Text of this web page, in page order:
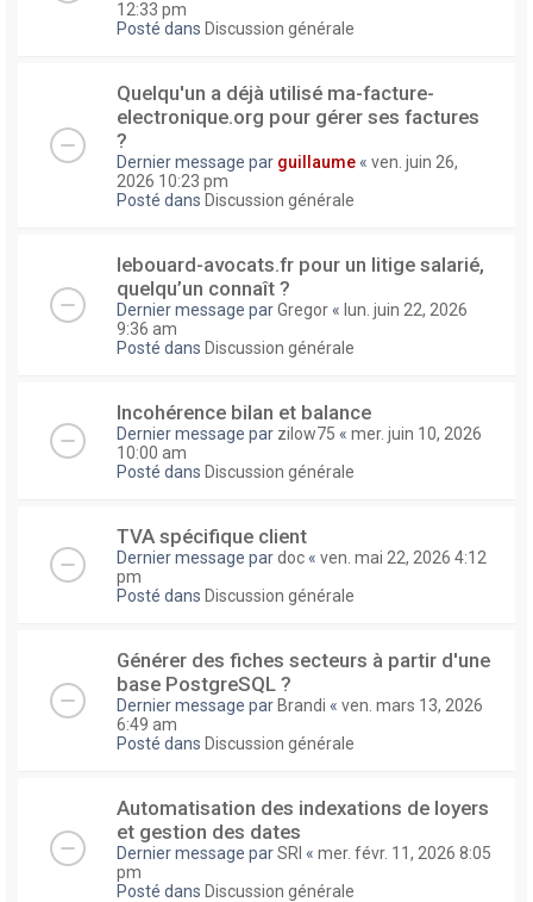
12:33 pm
Posté dans Discussion générale
Quelqu'un a déjà utilisé ma-facture-
electronique.org pour gérer ses factures
?
Dernier message par guillaume « ven. juin 26,
2026 10:23 pm
Posté dans Discussion générale
lebouard-avocats.fr pour un litige salarié,
quelqu’un connaît ?
Dernier message parGregor « lun. juin 22, 2026
9:36 am
Posté dans Discussion générale
Incohérence bilan et balance
Dernier message par zilow75 « mer. juin 10, 2026
10:00 am
Posté dans Discussion générale
TVA spécifique client
Dernier message pardoc « ven. mai 22, 2026 4:12
pm
Posté dans Discussion générale
Générer des fiches secteurs à partir d'une
base PostgreSQL ?
Dernier message par Brandi « ven. mars 13, 2026
6:49 am
Posté dans Discussion générale
Automatisation des indexations de loyers
et gestion des dates
Dernier message parSRI « mer. févr. 11, 2026 8:05
pm
Posté dans Discussion générale